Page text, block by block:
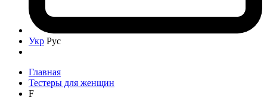
Укр Рус
Главная
Тестеры для женщин
F